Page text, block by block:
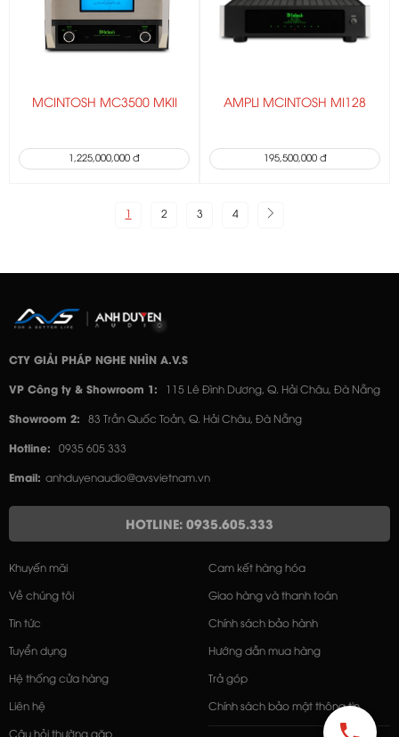
MCINTOSH MC3500 MKII
1,225,000,000 đ
AMPLI MCINTOSH MI128
195,500,000 đ
2 3 4
CTY GIẢI PHÁP NGHE NHÌN A.V.S
VP Công ty & Showroom 1: 115 Lê Đình Dương, Q. Hải Châu, Đà Nẵng
Showroom 2: 83 Trần Quốc Toản, Q. Hải Châu, Đà Nẵng
Hotline: 0935 605 333
Email: anhduyenaudio@avsvietnam.vn
HOTLINE: 0935.605.333
Khuyến mãi
Về chúng tôi
Tin tức
Tuyển dụng
Hệ thống cửa hàng
Liên hệ
Cam kết hàng hóa
Giao hàng và thanh toán
Chính sách bảo hành
Hướng dẫn mua hàng
Trả góp
Chính sách bảo mật thông tin